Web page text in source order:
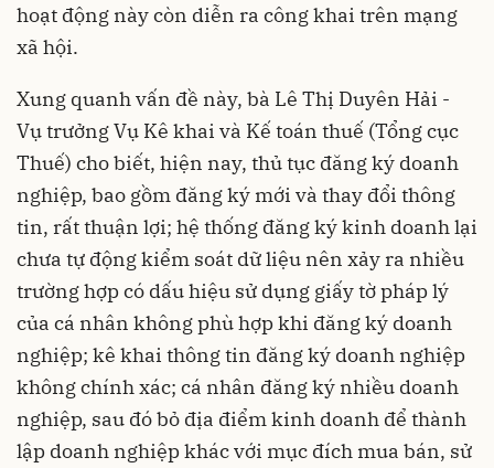
hoạt động này còn diễn ra công khai trên mạng
xã hội.
Xung quanh vấn đề này, bà Lê Thị Duyên Hải -
Vụ trưởng Vụ Kê khai và Kế toán thuế (Tổng cục
Thuế) cho biết, hiện nay, thủ tục đăng ký doanh
nghiệp, bao gồm đăng ký mới và thay đổi thông
tin, rất thuận lợi; hệ thống đăng ký kinh doanh lại
chưa tự động kiểm soát dữ liệu nên xảy ra nhiều
trường hợp có dấu hiệu sử dụng giấy tờ pháp lý
của cá nhân không phù hợp khi đăng ký doanh
nghiệp; kê khai thông tin đăng ký doanh nghiệp
không chính xác; cá nhân đăng ký nhiều doanh
nghiệp, sau đó bỏ địa điểm kinh doanh để thành
lập doanh nghiệp khác với mục đích mua bán, sử